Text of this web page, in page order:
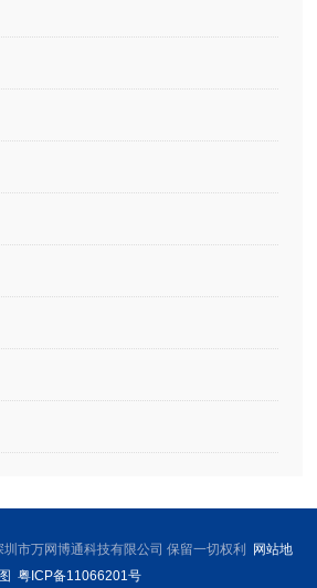
市万网博通科技有限公司 保留一切权利 网站地
图 粤ICP备11066201号